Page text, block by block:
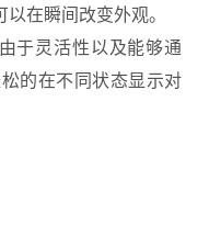
在瞬间改变外观。
于灵活性以及能够通
的在不同状态显示对